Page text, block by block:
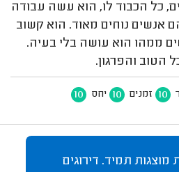
כל הכבוד לו, הוא עשה עבודה
אנשים נוחים מאוד. הוא קשוב
ממהו הוא עושה בלי בעיה.
הטוב והפרגון.
10 זמנים 10 יחס 10
תמיד. דירוגים